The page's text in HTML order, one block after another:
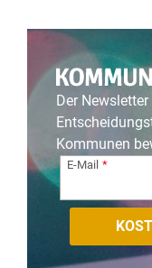
Der
Kommunen
E-Mail